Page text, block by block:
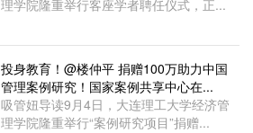
理学院隆重举行客座学者聘任仪式，正...
投身教育！@楼仲平 捐赠100万助力中国
管理案例研究！国家案例共享中心在...
吸管妞导读9月4日，大连理工大学经济管
理学院隆重举行“案例研究项目”捐赠...